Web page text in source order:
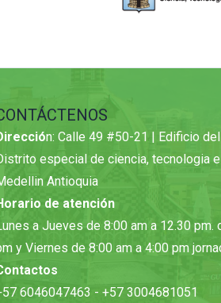
n: Calle 49 #50-21 | Edificio
especial de ciencia, tecnologia
Antioquia
de atención
a Jueves de 8:00 am a 12.30 pm.
y Viernes de 8:00 am a 4:00 pm
6046047463 - +57 3004681051